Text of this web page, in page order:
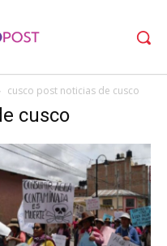
cusco post noticias de cusco
cusco